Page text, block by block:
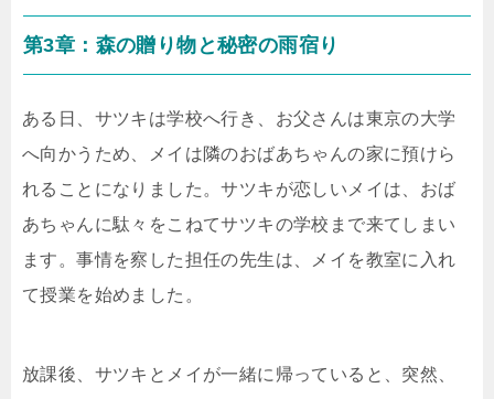
第3章：森の贈り物と秘密の雨宿り
ある日、サツキは学校へ行き、お父さんは東京の大学
へ向かうため、メイは隣のおばあちゃんの家に預けら
れることになりました。サツキが恋しいメイは、おば
あちゃんに駄々をこねてサツキの学校まで来てしまい
ます。事情を察した担任の先生は、メイを教室に入れ
て授業を始めました。
放課後、サツキとメイが一緒に帰っていると、突然、